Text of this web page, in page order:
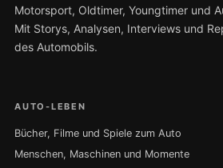
Motorsport, Oldtimer, Youngtimer und
Mit Storys, Analysen, Interviews und
des Automobils.
AUTO-LEBEN
Bücher, Filme und Spiele zum Auto
Menschen, Maschinen und Momente